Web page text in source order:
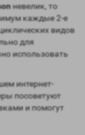
невелик, то
каждые 2-е
видов
для
использовать
интернет-
посоветуют
и помогут